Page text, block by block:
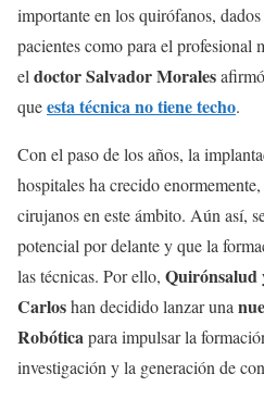
importante en los quirófanos,
pacientes como para el profesional
el doctor Salvador Morales
queesta técnica no tiene techo.
Con el paso de los años, la
hospitales ha crecido
cirujanos en este ámbito. Aún así,
potencial por delante y que la
las técnicas. Por ello, Quirónsalud
Carloshan decidido lanzar una
Robóticapara impulsar la
investigación y la generación de